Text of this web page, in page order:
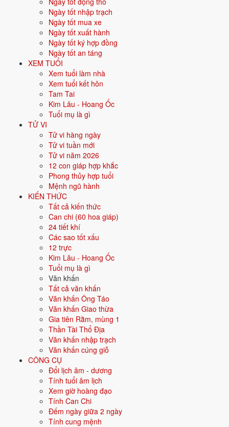
Ngày tốt nhập trạch
Ngày tốt mua xe
Ngày tốt xuất hành
Ngày tốt ký hợp đồng
Ngày tốt an táng
XEM TUỔI
Xem tuổi làm nhà
Xem tuổi kết hôn
Tam Tai
Kim Lâu - Hoang Ốc
Tuổi mụ là gì
TỬ VI
Tử vi hàng ngày
Tử vi tuần mới
Tử vi năm 2026
12 con giáp hợp khắc
Phong thủy hợp tuổi
Mệnh ngũ hành
KIẾN THỨC
Tất cả kiến thức
Can chi (60 hoa giáp)
24 tiết khí
Các sao tốt xấu
12 trực
Kim Lâu - Hoang Ốc
Tuổi mụ là gì
Văn khấn
Tất cả văn khấn
Văn khấn Ông Táo
Văn khấn Giao thừa
Gia tiên Rằm, mùng 1
Thần Tài Thổ Địa
Văn khấn nhập trạch
Văn khấn cúng giỗ
CÔNG CỤ
Đổi lịch âm - dương
Tính tuổi âm lịch
Xem giờ hoàng đạo
Tính Can Chi
Đếm ngày giữa 2 ngày
Tính cung mệnh
2026: 30 tuổi mụ, năm Bính Ngọ - Hại Thái Tuế.
Sinh năm 1997 là tuổi gì, mệnh gì?
Người sinh năm1997là tuổiĐinh Sửu
, mệnhThủy. Màu hợp gồm Đen, Xanh dương, Xanh nước biển;
hướng hợp là Bắc. Bảng dưới đây tóm tắt 10 chỉ số cốt lõi:
Năm sinh dương
Can chi
Sửu - Con Trâu
Giản Hạ Thủy
Mệnh ngũ hành 💧Thủy
Đen
Hướng hợp
Hành tương sinh
Kim (Kim sinh Thủy); Mộc (Thủy sinh
Hành tương khắc
Thổ (Thổ khắc Thủy); Hỏa (Thủy khắc
Hỏa)
Tuổi năm 2026 30 tuổi mụ / 29 tuổi dương - Trưởng thành
Ý nghĩa nạp âm Giản Hạ Thủy
Người sinh năm1997mang nạp âm
Nước cuối khe
. Đây là một trong các nạp âm thuộc hành
vòng 60 hoa giáp.
Tượng trưng cho nước, sự mềm mại, lưu chuyển. Người mệnh Thủy
thông minh, khéo léo, trí tuệ.